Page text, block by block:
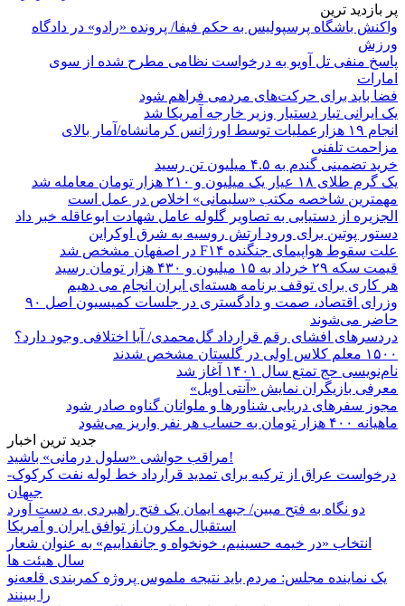
پر بازدید ترین
واکنش باشگاه پرسپولیس به حکم فیفا/ پرونده «رادو» در دادگاه
ورزش
پاسخ منفی تل آویو به درخواست نظامی مطرح شده از سوی
امارات
فضا باید برای حرکت‌های مردمی فراهم شود
یک ایرانی تبار دستیار وزیر خارجه آمریکا شد
انجام ۱۹ هزارعملیات توسط اورژانس کرمانشاه/آمار بالای
مزاحمت تلفنی
خرید تضمینی گندم به ۴.۵ میلیون تن رسید
یک گرم طلای ۱۸ عیار یک میلیون و ۲۱۰ هزار تومان معامله شد
مهمترین شاخصه مکتب «سلیمانی» اخلاص در عمل است
الجزیره از دستیابی به تصاویر گلوله عامل شهادت ابوعاقله خبر داد
دستور پوتین برای ورود ارتش روسیه به شرق اوکراین
علت سقوط هواپیمای جنگنده F۱۴ در اصفهان مشخص شد
قیمت سکه ۲۹ خرداد به ۱۵ میلیون و ۴۳۰ هزار تومان رسید
هر کاری برای توقف برنامه هسته‌ای ایران انجام می دهیم
وزرای اقتصاد، صمت و دادگستری در جلسات کمیسیون اصل ۹۰
حاضر می‌شوند
دردسرهای افشای رقم قرارداد گل‌محمدی/ آیا اختلافی وجود دارد؟
۱۵۰۰ معلم کلاس اولی در گلستان مشخص شدند
نام‌نویسی حج تمتع سال ۱۴۰۱ آغاز شد
معرفی بازیگران نمایش «آنتی اویل»
مجوز سفرهای دریایی شناورها و ملوانان گناوه صادر شود
ماهیانه ۴۰۰ هزار تومان به حساب هر نفر واریز می‌شود
جدید ترین اخبار
مراقب حواشی «سلول درمانی» باشید!
درخواست عراق از ترکیه برای تمدید قرارداد خط لوله نفت کرکوک-
جیهان
دو نگاه به فتح مبین/ جبهه ایمان یک فتح راهبردی به دست آورد
استقبال مکرون از توافق ایران و آمریکا
انتخاب «در خیمه حسینیم، خونخواه و جانفداییم» به عنوان شعار
سال هیئت ها
یک نماینده مجلس: مردم باید نتیجه ملموس پروژه کمربندی قلعه‌نو
را ببینند